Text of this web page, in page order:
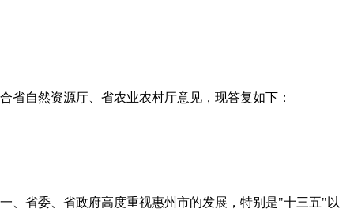
合省自然资源厅、省农业农村厅意见，现答复如下：
一、省委、省政府高度重视惠州市的发展，特别是"十三五"以